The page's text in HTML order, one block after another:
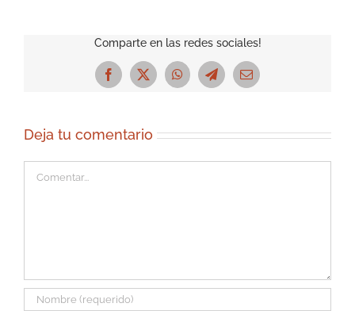
Comparte en las redes sociales!
Facebook
X WhatsAppTelegramCorreo
Deja tu comentario